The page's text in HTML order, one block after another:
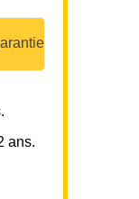
ans.